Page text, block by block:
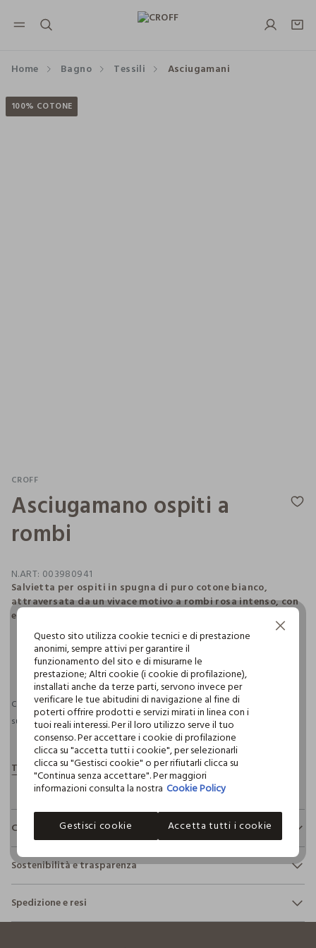
NAVIGATION.ARIA.GOTOMAINCONTENT
100% COTONE
Home Bagno Tessili Asciugamani
CROFF
Asciugamano ospiti a
rombi
N.ART: 003980941
Salvietta per ospiti in spugna di puro cotone bianco,
attraversata da un vivace motivo a rombi rosa intenso, con
effetto intarsiato. Dimensioni: 50 x 30 cm.
pdp.loyalty.section.advantages
Consegna prevista entro il 09/08/2026 e spedizione gratuita per ordini
superiori a 30€ se possiedi una CROFF Club.Maggiori informazioni
Composizione e cura
Composizione:
100% COTONE
Sostenibilità e trasparenza
Sicurezza
Il 100% dei nostri articoli viene sottoposto a test chimico-
fisici, per verificarne il rispetto dei limiti che abbiamo
Spedizione e resi
Questo sito utilizza cookie tecnici e di prestazione
anonimi, sempre attivi per garantire il
funzionamento del sito e di misurarne le
prestazione; Altri cookie (i cookie di profilazione),
installati anche da terze parti, servono invece per
verificare le tue abitudini di navigazione al fine di
poterti offrire prodotti e servizi mirati in linea con i
tuoi reali interessi. Per il loro utilizzo serve il tuo
consenso. Per accettare i cookie di profilazione
clicca su "accetta tutti i cookie", per selezionarli
clicca su "Gestisci cookie" o per rifiutarli clicca su
"Continua senza accettare". Per maggiori
informazioni consulta la nostra Cookie Policy
Gestisci cookie Accetta tutti i cookie
Continua senza accettare